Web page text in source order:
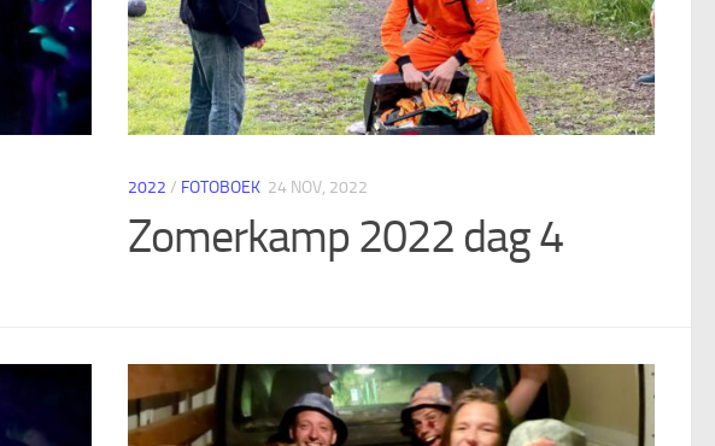
2022 / FOTOBOEK 24 NOV, 2022
Zomerkamp 2022 dag 4